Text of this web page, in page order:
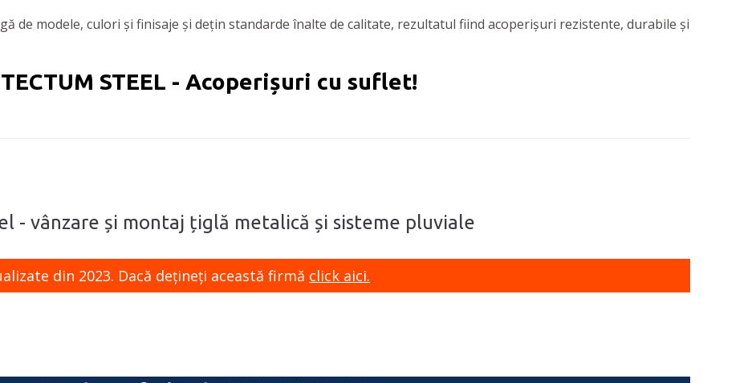
de modele, culori și finisaje și dețin standarde înalte de calitate, rezultatul fiind acoperișuri rezistente, durabile și
TECTUM STEEL - Acoperișuri cu suflet!
- vânzare și montaj țiglă metalică și sisteme pluviale
din 2023. Dacă dețineți această firmă click aici.